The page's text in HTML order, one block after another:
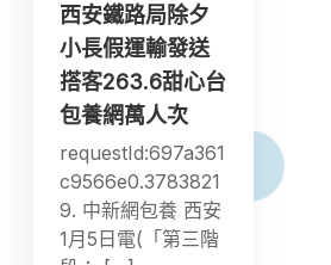
西安鐵路局除夕
小長假運輸發送
搭客263.6甜心台
包養網萬人次
requestId:697a361
c9566e0.3783821
9. 中新網包養 西安
1月5日電(「第三階